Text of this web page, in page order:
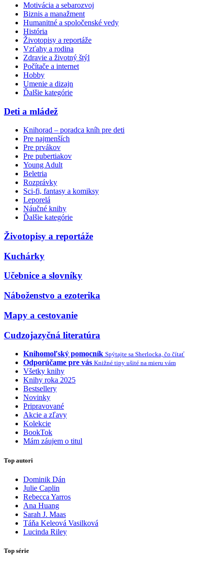
Motivácia a sebarozvoj
Biznis a manažment
Humanitné a spoločenské vedy
História
Životopisy a reportáže
Vzťahy a rodina
Zdravie a životný štýl
Počítače a internet
Hobby
Umenie a dizajn
Ďalšie kategórie
Deti a mládež
Knihorad – poradca kníh pre deti
Pre najmenších
Pre prvákov
Pre pubertiakov
Young Adult
Beletria
Rozprávky
Sci-fi, fantasy a komiksy
Leporelá
Náučné knihy
Ďalšie kategórie
Životopisy a reportáže
Kuchárky
Učebnice a slovníky
Náboženstvo a ezoterika
Mapy a cestovanie
Cudzojazyčná literatúra
Knihomoľský pomocník Spýtajte sa Sherlocka, čo čítať
Odporúčame pre vás Knižné tipy ušité na mieru vám
Všetky knihy
Knihy roka 2025
Bestsellery
Novinky
Pripravované
Akcie a zľavy
Kolekcie
BookTok
Mám záujem o titul
Top autori
Dominik Dán
Julie Caplin
Rebecca Yarros
Ana Huang
Sarah J. Maas
Táňa Keleová Vasilková
Lucinda Riley
Top série